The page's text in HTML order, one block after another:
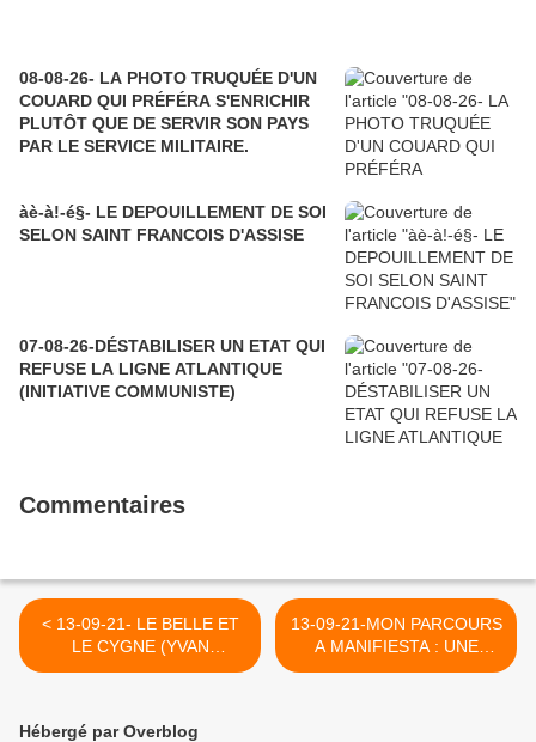
08-08-26- LA PHOTO TRUQUÉE D'UN
COUARD QUI PRÉFÉRA S'ENRICHIR
PLUTÔT QUE DE SERVIR SON PAYS
PAR LE SERVICE MILITAIRE.
àè-à!-é§- LE DEPOUILLEMENT DE SOI
SELON SAINT FRANCOIS D'ASSISE
07-08-26-DÉSTABILISER UN ETAT QUI
REFUSE LA LIGNE ATLANTIQUE
(INITIATIVE COMMUNISTE)
Commentaires
< 13-09-21- LE BELLE ET
LE CYGNE (YVAN
BALCHOY)
13-09-21-MON PARCOURS
A MANIFIESTA : UNE
JOYEUSE FETE
Hébergé par Overblog